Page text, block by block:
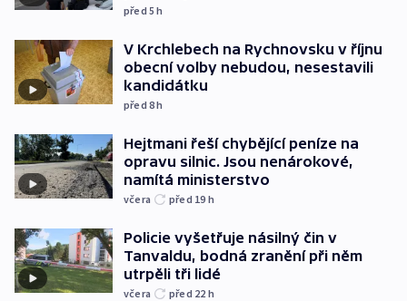
před 5h
V Krchlebech na Rychnovsku v říjnu
obecní volby nebudou, nesestavili
kandidátku
před 8h
Hejtmani řeší chybějící peníze na
opravu silnic. Jsou nenárokové,
namítá ministerstvo
včera před 19 h
Policie vyšetřuje násilný čin v
Tanvaldu, bodná zranění při něm
utrpěli tři lidé
včera před 22 h